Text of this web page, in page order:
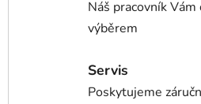
Náš pracovník
výběrem
Servis
Poskytujeme